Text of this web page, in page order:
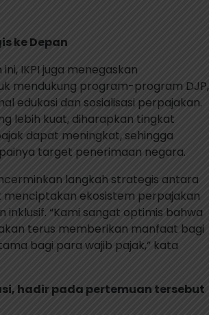
ke Depan
IKPI juga menegaskan
mendukung program-program DJP,
edukasi dan sosialisasi perpajakan.
lebih kuat, diharapkan tingkat
dapat meningkat, sehingga
target penerimaan negara.
langkah strategis antara
menciptakan ekosistem perpajakan
inklusif. “Kami sangat optimis bahwa
terus memberikan manfaat bagi
bagi para wajib pajak,” kata
hadir pada pertemuan tersebut